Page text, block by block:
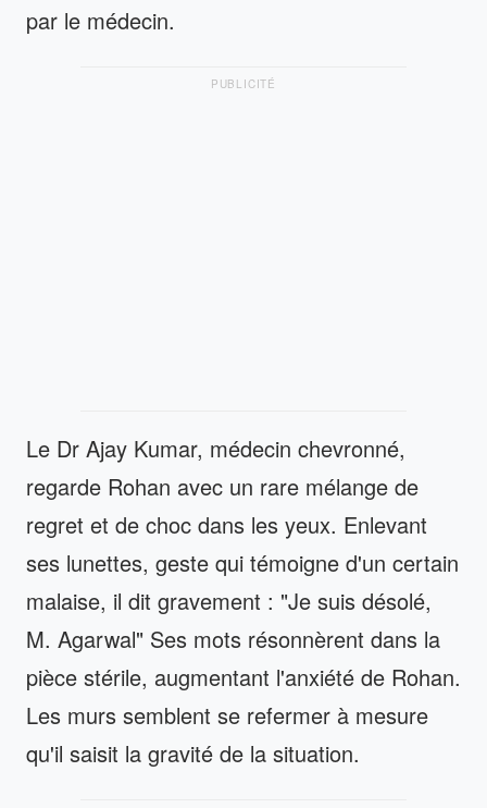
par le médecin.
PUBLICITÉ
Le Dr Ajay Kumar, médecin chevronné,
regarde Rohan avec un rare mélange de
regret et de choc dans les yeux. Enlevant
ses lunettes, geste qui témoigne d'un certain
malaise, il dit gravement : "Je suis désolé,
M. Agarwal" Ses mots résonnèrent dans la
pièce stérile, augmentant l'anxiété de Rohan.
Les murs semblent se refermer à mesure
qu'il saisit la gravité de la situation.